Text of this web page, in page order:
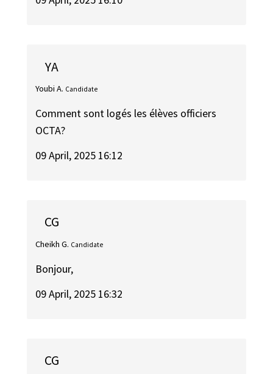
YA
Youbi A. Candidate
Comment sont logés les élèves officiers
OCTA?
09 April, 2025 16:12
CG
Cheikh G. Candidate
Bonjour,
09 April, 2025 16:32
CG